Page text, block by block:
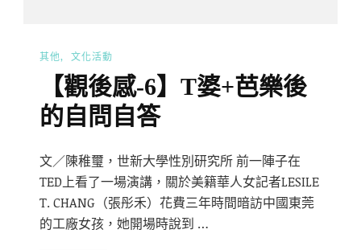
其他 文化活動
【觀後感-6】T婆+芭樂後
的自問自答
文／陳稚璽，世新大學性別研究所 前一陣子在
TED上看了一場演講，關於美籍華人女記者LESILE
T. CHANG（張彤禾）花費三年時間暗訪中國東莞
的工廠女孩，她開場時說到 …